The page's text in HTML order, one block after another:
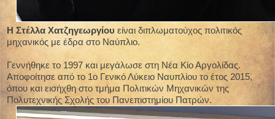
Η Στέλλα Χατζηγεωργίου είναι διπλωματούχος πολιτικός
μηχανικός με έδρα στο Ναύπλιο.
Γεννήθηκε το 1997 και μεγάλωσε στη Νέα Κίο Αργολίδας.
Αποφοίτησε από το 1ο Γενικό Λύκειο Ναυπλίου το έτος 2015,
όπου και εισήχθη στο τμήμα Πολιτικών Μηχανικών της
Πολυτεχνικής Σχολής του Πανεπιστημίου Πατρών.